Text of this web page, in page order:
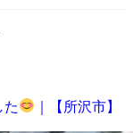
た ｜【所沢市】